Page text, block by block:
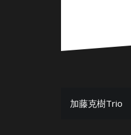
投
加藤克樹Trio